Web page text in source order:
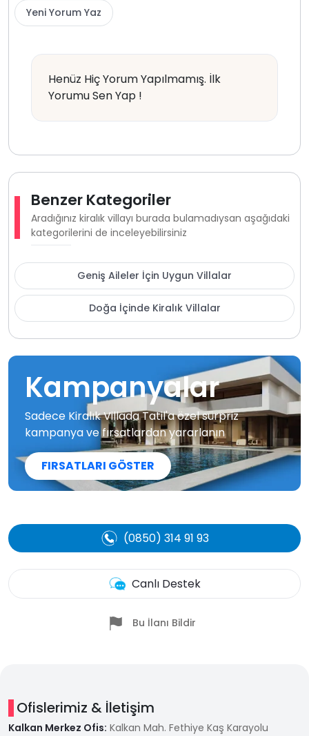
Yeni Yorum Yaz
Henüz Hiç Yorum Yapılmamış. İlk
Yorumu Sen Yap !
Benzer Kategoriler
Aradığınız kiralık villayı burada bulamadıysan aşağıdaki
kategorilerini de inceleyebilirsiniz
Geniş Aileler İçin Uygun Villalar
Doğa İçinde Kiralık Villalar
Kampanyalar
Sadece Kiralık Villada Tatil'a özel sürpriz
kampanya ve fırsatlardan yararlanın
FIRSATLARI GÖSTER
(0850) 314 91 93
Canlı Destek
Bu İlanı Bildir
Ofislerimiz & İletişim
Kalkan Merkez Ofis: Kalkan Mah. Fethiye Kaş Karayolu